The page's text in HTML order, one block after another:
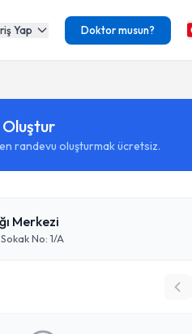
Yap Doktor musun?
randevu oluşturmak ücretsiz.
Merkezi
No: 1/A